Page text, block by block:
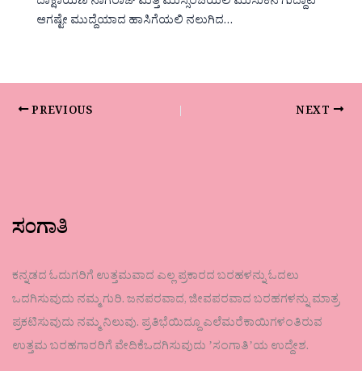
ಆಗಷ್ಟೇ ಮುದ್ದೆಯಾದ ಹಾಸಿಗೆಯಲಿ ನಲುಗಿದ…
PREVIOUS NEXT
ಸಂಗಾತಿ
ಕನ್ನಡದ ಓದುಗರಿಗೆ ಉತ್ತಮವಾದ ಎಲ್ಲ ಪ್ರಕಾರದ ಬರಹಳನ್ನು ಓದಲು
ಒದಗಿಸುವುದು ನಮ್ಮ ಗುರಿ. ಜನಪರವಾದ, ಜೀವಪರವಾದ ಬರಹಗಳನ್ನು ಮಾತ್ರ
ಪ್ರಕಟಿಸುವುದು ನಮ್ಮ ನಿಲುವು. ಪ್ರತಿಭೆಯಿದ್ದೂ ಎಲೆಮರೆಕಾಯಿಗಳಂತಿರುವ
ಉತ್ತಮ ಬರಹಗಾರರಿಗೆ ವೇದಿಕೆಒದಗಿಸುವುದು ʼಸಂಗಾತಿʼಯ ಉದ್ದೇಶ.